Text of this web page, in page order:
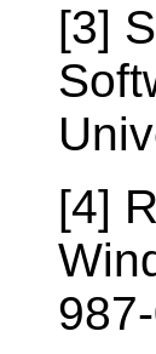
[3]
[4]